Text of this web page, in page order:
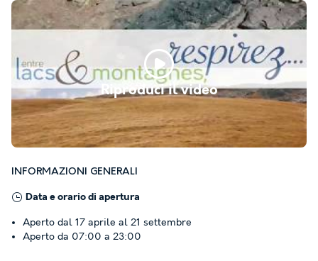
Riproduci il video
INFORMAZIONI GENERALI
Data e orario di apertura
Aperto dal 17 aprile al 21 settembre
Aperto da 07:00 a 23:00